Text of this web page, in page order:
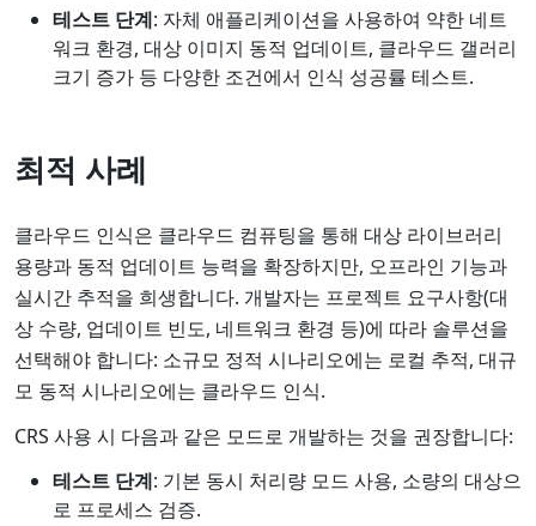
테스트 단계: 자체 애플리케이션을 사용하여 약한 네트
워크 환경, 대상 이미지 동적 업데이트, 클라우드 갤러리
크기 증가 등 다양한 조건에서 인식 성공률 테스트.
최적 사례
클라우드 인식은 클라우드 컴퓨팅을 통해 대상 라이브러리
용량과 동적 업데이트 능력을 확장하지만, 오프라인 기능과
실시간 추적을 희생합니다. 개발자는 프로젝트 요구사항(대
상 수량, 업데이트 빈도, 네트워크 환경 등)에 따라 솔루션을
선택해야 합니다: 소규모 정적 시나리오에는 로컬 추적, 대규
모 동적 시나리오에는 클라우드 인식.
CRS 사용 시 다음과 같은 모드로 개발하는 것을 권장합니다:
테스트 단계: 기본 동시 처리량 모드 사용, 소량의 대상으
로 프로세스 검증.